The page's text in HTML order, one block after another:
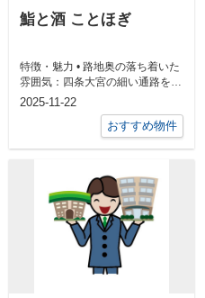
鮨と酒 ことほぎ
特徴・魅力 • 路地奥の落ち着いた
雰囲気：四条大宮の細い通路を入
ったところにあり、外観からして
2025-11-22
おすすめ物件